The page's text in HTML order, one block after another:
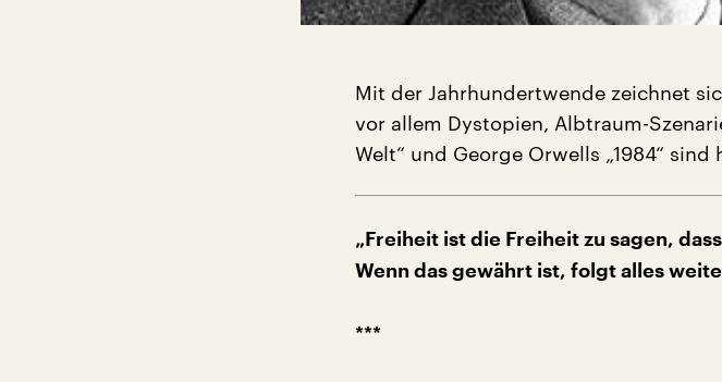
Mit der Jahrhundertwende zeichnet
vor allem Dystopien, Albtraum-
Welt“ und George Orwells „1984“ sind
„Freiheit ist die Freiheit zu sagen,
Wenn das gewährt ist, folgt alles
***